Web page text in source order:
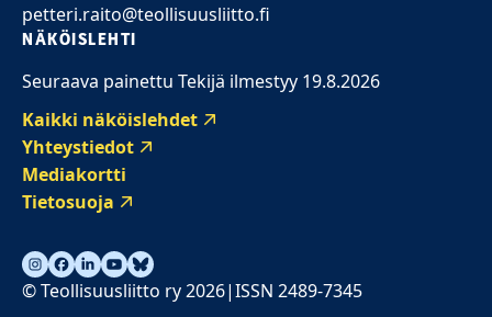
petteri.raito@teollisuusliitto.fi
NÄKÖISLEHTI
Seuraava painettu Tekijä ilmestyy 19.8.2026
Kaikki näköislehdet
Yhteystiedot
Mediakortti
Tietosuoja
© Teollisuusliitto ry 2026|ISSN 2489-7345